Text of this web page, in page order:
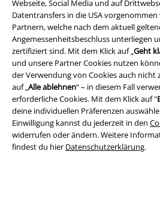
Webseite, Social Media und auf
Datentransfers in die USA
Partnern, welche nach dem aktuell
Angemessenheitsbeschluss unterliegen
zertifiziert sind. Mit dem Klick auf „Geht
und unsere Partner Cookies nutzen
der Verwendung von Cookies auch nicht
auf „Alle ablehnen“ – in diesem Fall
erforderliche Cookies. Mit dem Klick auf "
deine individuellen Präferenzen
Einwilligung kannst du jederzeit in den
widerrufen oder ändern. Weitere
findest du hier Datenschutzerklärung.
A Warner Music